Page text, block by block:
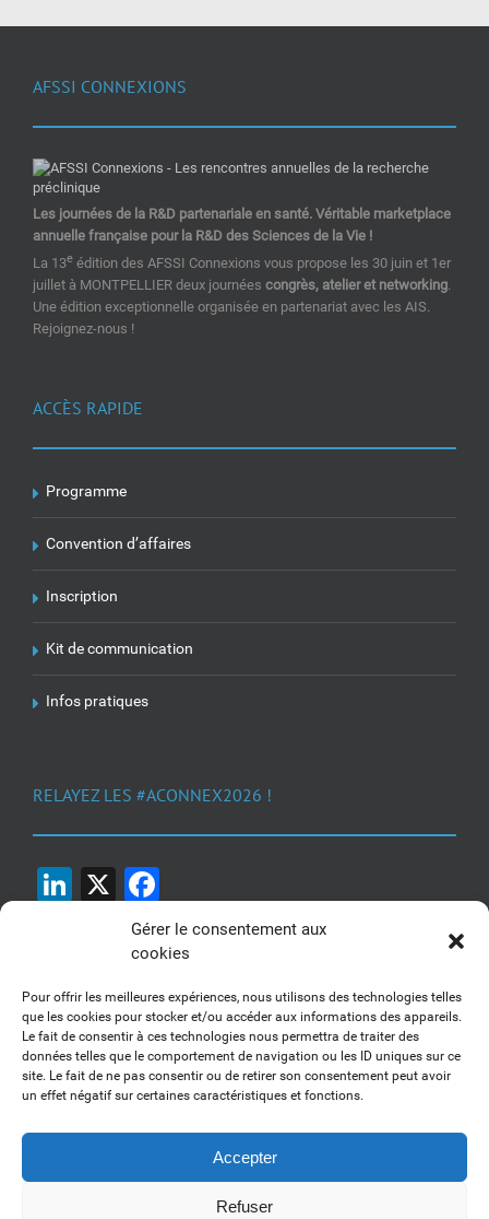
Gérer le consentement aux
cookies
Pour offrir les meilleures expériences, nous utilisons des technologies telles
que les cookies pour stocker et/ou accéder aux informations des appareils.
Le fait de consentir à ces technologies nous permettra de traiter des
données telles que le comportement de navigation ou les ID uniques sur ce
site. Le fait de ne pas consentir ou de retirer son consentement peut avoir
un effet négatif sur certaines caractéristiques et fonctions.
Accepter
Refuser
AFSSI CONNEXIONS
Les journées de la R&D partenariale en santé. Véritable marketplace
annuelle française pour la R&D des Sciences de la Vie !
La 13e édition des AFSSI Connexions vous propose les 30 juin et 1er
juillet à MONTPELLIER deux journées congrès, atelier et networking.
Une édition exceptionnelle organisée en partenariat avec les AIS.
Rejoignez-nous !
ACCÈS RAPIDE
Programme
Convention d’affaires
Inscription
Kit de communication
Infos pratiques
RELAYEZ LES #ACONNEX2026 !
LinkedIn
X
1, 2, 3... Buzzez !
Découvrez nos kits communication